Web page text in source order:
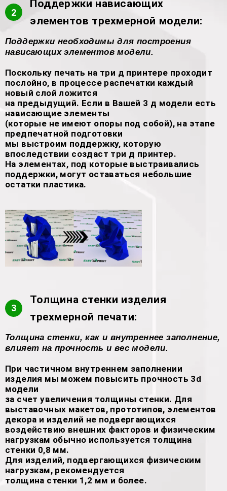
2
Поддержки нависающих
элементов трехмерной модели:
Поддержки необходимы для построения
нависающих элементов модели.
Поскольку печать на три д принтере проходит
послойно, в процессе распечатки каждый
новый слой ложится
на предыдущий. Если в Вашей 3 д модели есть
нависающие элементы
(которые не имеют опоры под собой), на этапе
предпечатной подготовки
мы выстроим поддержку, которую
впоследствии создаст три д принтер.
На элементах, под которые выстраивались
поддержки, могут оставаться небольшие
остатки пластика.
3
Толщина стенки изделия
трехмерной печати:
Толщина стенки, как и внутреннее заполнение,
влияет на прочность и вес модели.
При частичном внутреннем заполнении
изделия мы можем повысить прочность 3d
модели
за счет увеличения толщины стенки. Для
выставочных макетов, прототипов, элементов
декора и изделий не подвергающихся
воздействию внешних факторов и физическим
нагрузкам обычно используется толщина
стенки 0,8 мм.
Для изделий, подвергающихся физическим
нагрузкам, рекомендуется
толщина стенки 1,2 мм и более.